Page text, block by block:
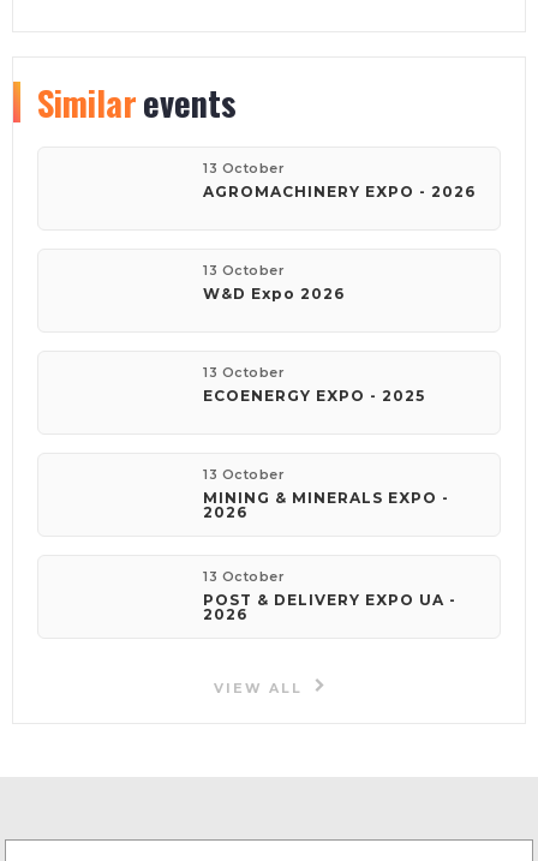
Similarevents
13 October
AGROMACHINERY EXPO - 2026
13 October
W&D Expo 2026
13 October
ECOENERGY EXPO - 2025
13 October
MINING & MINERALS EXPO -
2026
13 October
POST & DELIVERY EXPO UA -
2026
VIEW ALL